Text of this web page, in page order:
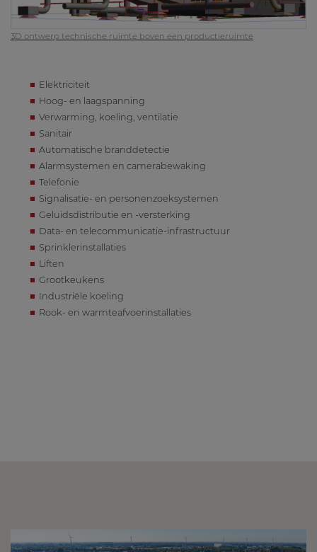
3D ontwerp technische ruimte boven een productieruimte
Elektriciteit
Hoog- en laagspanning
Verwarming, koeling, ventilatie
Sanitair
Automatische branddetectie
Alarmsystemen en camerabewaking
Telefonie
Signalisatie- en personenzoeksystemen
Geluidsdistributie en -versterking
Data- en telecommunicatie-infrastructuur
Sprinklerinstallaties
Liften
Grootkeukens
Industriële koeling
Rook- en warmteafvoerinstallaties